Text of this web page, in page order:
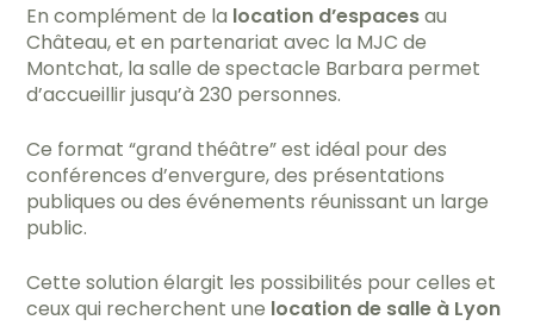
En complément de la location d’espacesau
Château, et en partenariat avec la MJC de
Montchat, la salle de spectacle Barbara permet
d’accueillir jusqu’à 230 personnes.
Ce format “grand théâtre” est idéal pour des
conférences d’envergure, des présentations
publiques ou des événements réunissant un large
public.
Cette solution élargit les possibilités pour celles et
ceux qui recherchent une location de salle à Lyon